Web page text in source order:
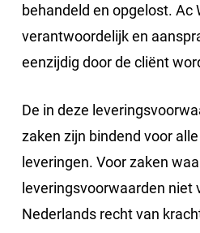
behandeld en opgelost. Ac
verantwoordelijk en
eenzijdig door de cliënt
De in deze
zaken zijn bindend voor
leveringen. Voor zaken
leveringsvoorwaarden niet
Nederlands recht van